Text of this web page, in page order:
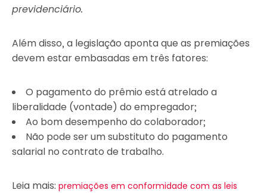
previdenciário.
Além disso, a legislação aponta que as premiações
devem estar embasadas em três fatores:
O pagamento do prêmio está atrelado a
liberalidade (vontade) do empregador;
Ao bom desempenho do colaborador;
Não pode ser um substituto do pagamento
salarial no contrato de trabalho.
Leia mais: premiações em conformidade com as leis